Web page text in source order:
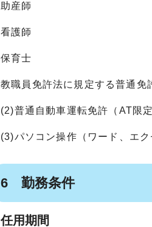
助産師
看護師
保育士
教職員免許法に規定する普通
(2)普通自動車運転免許（AT限
(3)パソコン操作（ワード、エク
6 勤務条件
任用期間